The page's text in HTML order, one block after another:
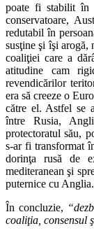
poate fi stabilit în
conservatoare,
redutabil în
susţine şi îşi
coaliţiei care a
atitudine cam
revendicărilor
era să creeze o
către el. Astfel se
între Rusia,
protectoratul său,
s-ar fi transformat
dorinţa rusă de
mediteranean şi
puternice cu Anglia.
În concluzie,
coaliţia, consensul